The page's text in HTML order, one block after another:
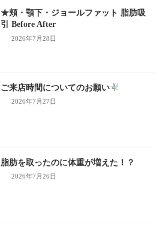
★頬・顎下・ジョールファット 脂肪吸
引 Before After
2026年7月28日
ご来店時間についてのお願い
2026年7月27日
脂肪を取ったのに体重が増えた！？
2026年7月26日